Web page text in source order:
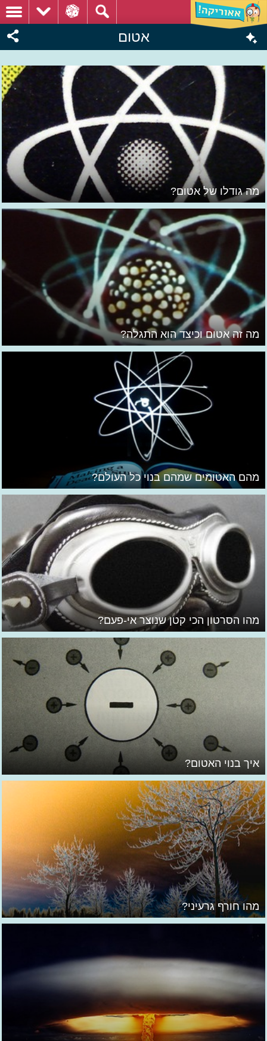
אטום
מה גודלו של אטום?
מה זה אטום וכיצד הוא התגלה?
מהם האטומים שמהם בנוי כל העולם?
מהו הסרטון הכי קטן שנוצר אי-פעם?
איך בנוי האטום?
מהו חורף גרעיני?